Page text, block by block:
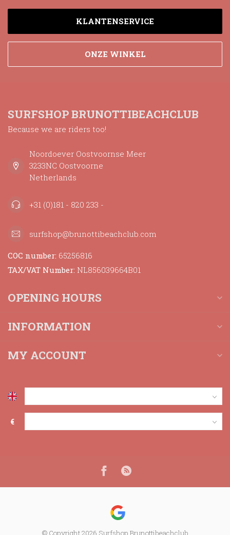
KLANTENSERVICE
ONZE WINKEL
SURFSHOP BRUNOTTIBEACHCLUB
Because we are riders too!
Noordoever Oostvoornse Meer
3233NC Oostvoorne
Netherlands
+31 (0)181 - 820 233 -
surfshop@brunottibeachclub.com
COC number: 65256816
TAX/VAT Number: NL856039664B01
OPENING HOURS
INFORMATION
MY ACCOUNT
€
© Copyright 2026 Surfshop Brunottibeachclub